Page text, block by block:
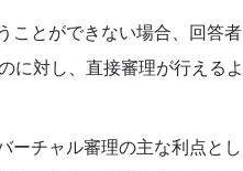
ことができない場合、回答者
に対し、直接審理が行えるよ
ーチャル審理の主な利点とし